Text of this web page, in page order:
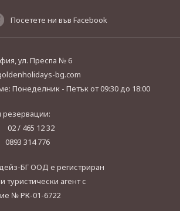
Посетете ни във Facebook
ул. Преспа № 6
bg.com
Понеделник - Петъкот 09:30 до 18:00
резервации:
02 / 465 12 32
0893 314 776
БГ ООД е регистриран
туристически агент с
№ РК-01-6722